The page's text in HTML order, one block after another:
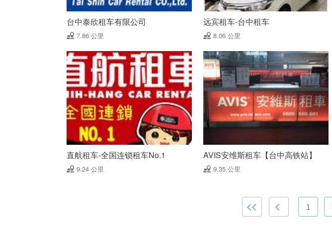
台中泰欣租车有限公司
7.86 公里
远宾租车-台中租车
8.06 公里
直航租车-全国连锁租车No.1
9.24 公里
AVIS安维斯租车【台中高铁站】
9.35 公里
1